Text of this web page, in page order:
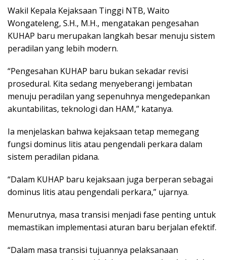
Wakil Kepala Kejaksaan Tinggi NTB, Waito
Wongateleng, S.H., M.H., mengatakan pengesahan
KUHAP baru merupakan langkah besar menuju sistem
peradilan yang lebih modern.
“Pengesahan KUHAP baru bukan sekadar revisi
prosedural. Kita sedang menyeberangi jembatan
menuju peradilan yang sepenuhnya mengedepankan
akuntabilitas, teknologi dan HAM,” katanya.
Ia menjelaskan bahwa kejaksaan tetap memegang
fungsi dominus litis atau pengendali perkara dalam
sistem peradilan pidana.
“Dalam KUHAP baru kejaksaan juga berperan sebagai
dominus litis atau pengendali perkara,” ujarnya.
Menurutnya, masa transisi menjadi fase penting untuk
memastikan implementasi aturan baru berjalan efektif.
“Dalam masa transisi tujuannya pelaksanaan